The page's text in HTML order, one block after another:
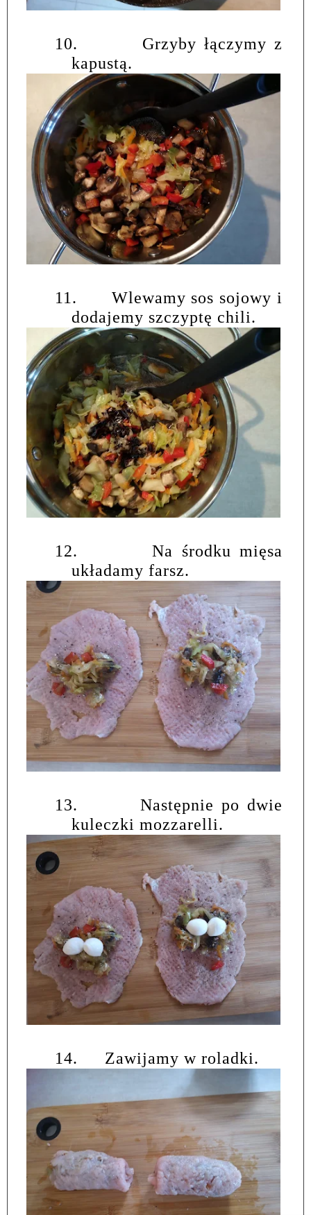
10.
Grzyby łączymy z
kapustą.
11.
Wlewamy sos sojowy i
dodajemy szczyptę chili.
12.
Na środku mięsa
układamy farsz.
13.
Następnie po dwie
kuleczki mozzarelli.
14. Zawijamy w roladki.